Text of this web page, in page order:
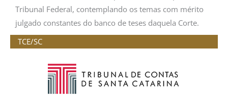
Tribunal Federal, contemplando os temas com mérito
julgado constantes do banco de teses daquela Corte.
TCE/SC